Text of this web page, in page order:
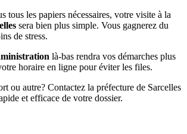
tous les papiers nécessaires, votre visite à la
sera bien plus simple. Vous gagnerez du
de stress.
là-bas rendra vos démarches plus
horaire en ligne pour éviter les files.
ou autre? Contactez la préfecture de Sarcelles
et efficace de votre dossier.